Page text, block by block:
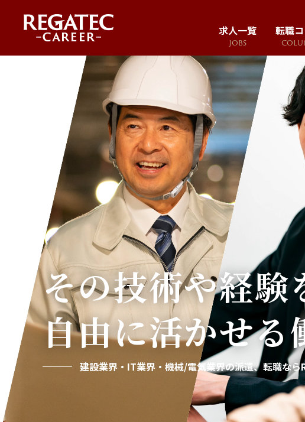
求人一覧
JOBS
転職
その技術や経験
自由に活かせる
建設業界・IT業界・機械/電気業界の派遣、転職なら